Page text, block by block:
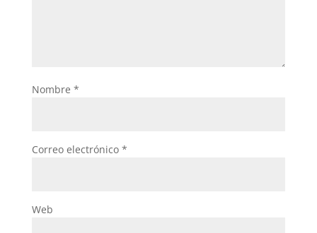
Nombre *
Correo electrónico *
Web